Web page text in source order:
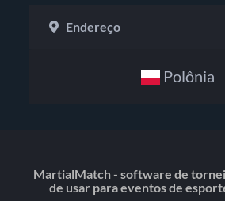
Endereço
Polônia
MartialMatch - software de
de usar para eventos de